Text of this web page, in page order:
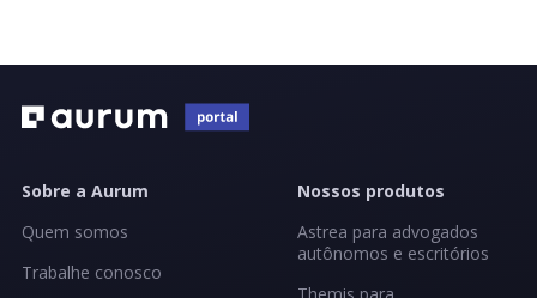
Sobre a Aurum
Quem somos
Trabalhe conosco
Nossos produtos
Astrea para advogados
autônomos e escritórios